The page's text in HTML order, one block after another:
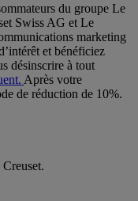
du groupe Le
Swiss AG et Le
marketing
et bénéficiez
désinscrire à tout
Après votre
de réduction de 10%.